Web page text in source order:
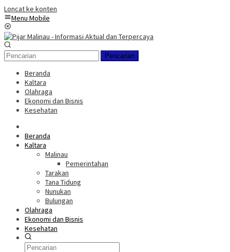
Loncat ke konten
Menu Mobile
Pencarian
Beranda
Kaltara
Olahraga
Ekonomi dan Bisnis
Kesehatan
Beranda
Kaltara
Malinau
Pemerintahan
Tarakan
Tana Tidung
Nunukan
Bulungan
Olahraga
Ekonomi dan Bisnis
Kesehatan